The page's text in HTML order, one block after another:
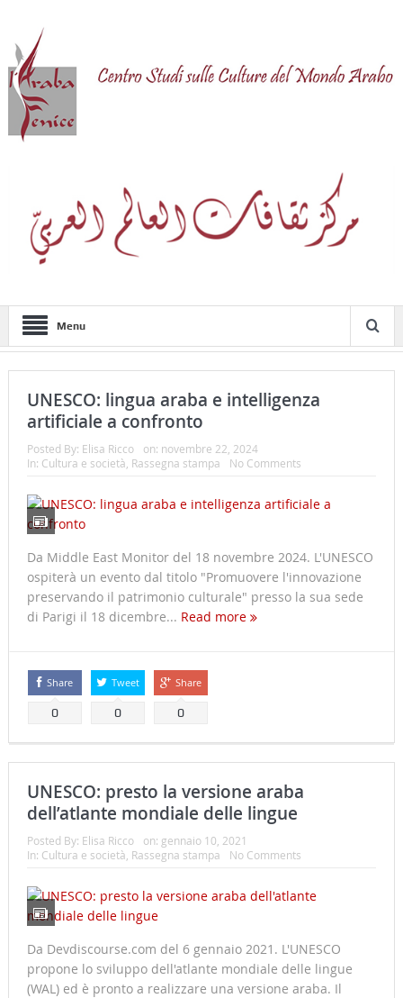
Menu
UNESCO: lingua araba e intelligenza
artificiale a confronto
Posted By: Elisa Ricco on: novembre 22, 2024
In: Cultura e società, Rassegna stampa No Comments
Da Middle East Monitor del 18 novembre 2024. L'UNESCO
ospiterà un evento dal titolo "Promuovere l'innovazione
preservando il patrimonio culturale" presso la sua sede
di Parigi il 18 dicembre... Read more
Share
0
Tweet
0
Share
0
UNESCO: presto la versione araba
dell’atlante mondiale delle lingue
Posted By: Elisa Ricco on: gennaio 10, 2021
In: Cultura e società Rassegna stampa No Comments
Da Devdiscourse.com del 6 gennaio 2021. L'UNESCO
propone lo sviluppo dell'atlante mondiale delle lingue
(WAL) ed è pronto a realizzare una versione araba. Il